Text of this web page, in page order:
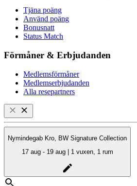
Tjäna poäng
Använd poäng
Bonusnatt
Status Match
Förmåner & Erbjudanden
Medlemsförmåner
Medlemserbjudanden
Alla resepartners
Nymindegab Kro, BW Signature Collection
17 aug - 19 aug | 1 vuxen, 1 rum